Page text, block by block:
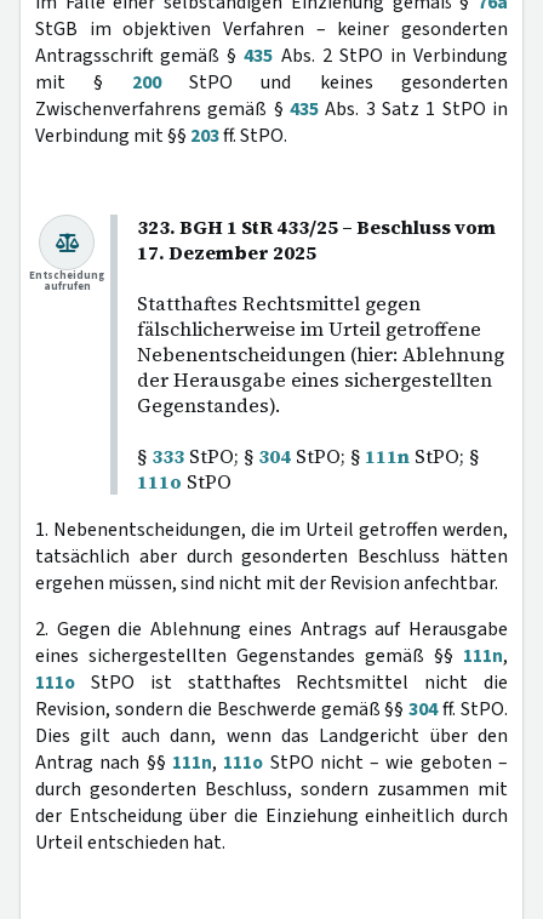
StGB im objektiven Verfahren – keiner gesonderten
Antragsschrift gemäß §435 Abs. 2 StPO in Verbindung
mit § 200StPO und keines gesonderten
Zwischenverfahrens gemäß § 435 Abs. 3 Satz 1 StPO in
Verbindung mit §§ 203ff. StPO.
323. BGH 1 StR 433/25 – Beschluss vom
17. Dezember 2025
Statthaftes Rechtsmittel gegen
fälschlicherweise im Urteil getroffene
Nebenentscheidungen (hier: Ablehnung
der Herausgabe eines sichergestellten
Gegenstandes).
§ 333 StPO; § 304 StPO; § 111n StPO; §
111o StPO
Entscheidung
aufrufen
1. Nebenentscheidungen, die im Urteil getroffen werden,
tatsächlich aber durch gesonderten Beschluss hätten
ergehen müssen, sind nicht mit der Revision anfechtbar.
2. Gegen die Ablehnung eines Antrags auf Herausgabe
eines sichergestellten Gegenstandes gemäß §§ 111n,
111o StPO ist statthaftes Rechtsmittel nicht die
Revision, sondern die Beschwerde gemäß §§304ff. StPO.
Dies gilt auch dann, wenn das Landgericht über den
Antrag nach §§ 111n, 111o StPO nicht – wie geboten –
durch gesonderten Beschluss, sondern zusammen mit
der Entscheidung über die Einziehung einheitlich durch
Urteil entschieden hat.